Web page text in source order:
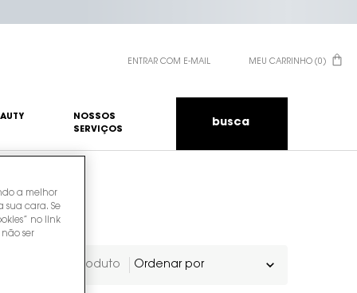
ENTRAR COM E-MAIL MEU CARRINHO 0
0 PRODUCT IN CART
NOSSOS
SERVIÇOS
busca
1 produto
a melhor
sua cara. Se
no link
ser